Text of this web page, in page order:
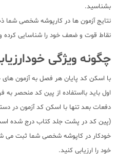
بشناسید.
نتایج آزمون ها در کارپوشه شخصی شما
نقاط قوت و ضعف خود را شناسایی کرده و
چگونه ویژگی
با اسکن کد پایان هر فصل به آزمون های
اول باید بااستفاده از پین کد منحصر
دفعات بعد تنها با اسکن کد آزمون در
(پین کد در پشت جلد کتاب درج شده
خودکار در کاپوشه شخصی شما ثبت می
خود را ارزیابی کنید.